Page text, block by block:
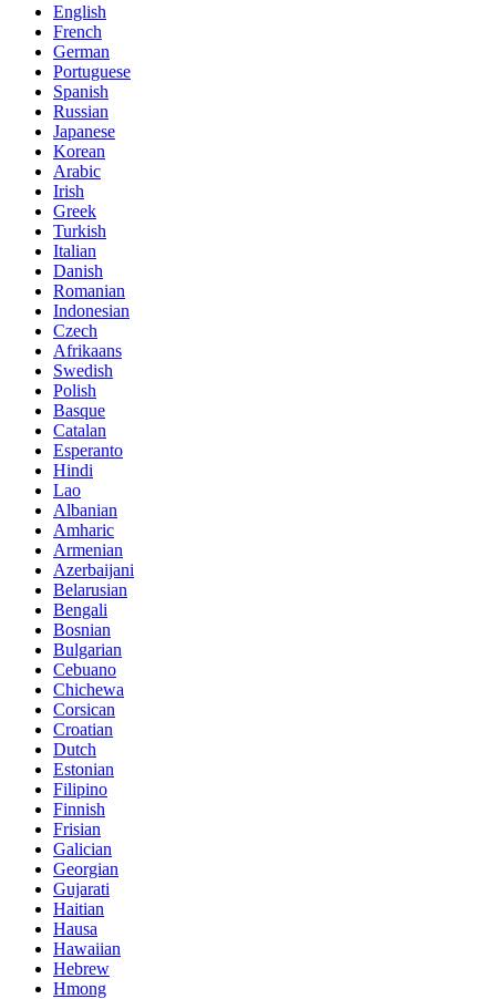
English
French
German
Portuguese
Spanish
Russian
Japanese
Korean
Arabic
Irish
Greek
Turkish
Italian
Danish
Romanian
Indonesian
Czech
Afrikaans
Swedish
Polish
Basque
Catalan
Esperanto
Hindi
Lao
Albanian
Amharic
Armenian
Azerbaijani
Belarusian
Bengali
Bosnian
Bulgarian
Cebuano
Chichewa
Corsican
Croatian
Dutch
Estonian
Filipino
Finnish
Frisian
Galician
Georgian
Gujarati
Haitian
Hausa
Hawaiian
Hebrew
Hmong